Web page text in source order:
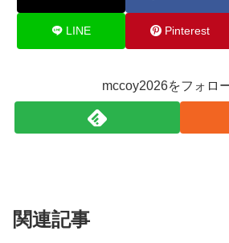
LINE Pinterest
mccoy2026をフォロ
関連記事